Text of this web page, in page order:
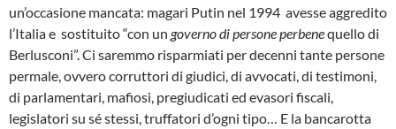
un’occasione mancata: magari Putin nel 1994 avesse aggredito
l’Italia e sostituito “con un governo di persone perbenequello di
Berlusconi”. Ci saremmo risparmiati per decenni tante persone
permale, ovvero corruttori di giudici, di avvocati, di testimoni,
di parlamentari, mafiosi, pregiudicati ed evasori fiscali,
legislatori su sé stessi, truffatori d’ogni tipo… E la bancarotta